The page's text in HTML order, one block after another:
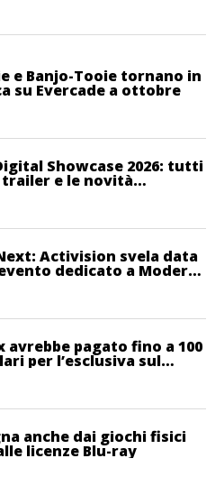
e Banjo-Tooie tornano in
su Evercade a ottobre
Showcase 2026: tutti
e le novità
Activision svela data
dedicato a Modern
avrebbe pagato fino a 100
per l’esclusiva sul
anche dai giochi fisici
licenze Blu-ray